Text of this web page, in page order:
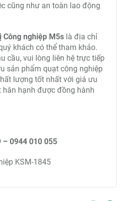
cũng như an toàn lao động
Công nghiệp M5s là địa chỉ
khách có thể tham khảo.
cầu, vui lòng liên hệ trực tiếp
sản phẩm quạt công nghiệp
lượng tốt nhất với giá ưu
hân hạnh được đồng hành
– 0944 010 055